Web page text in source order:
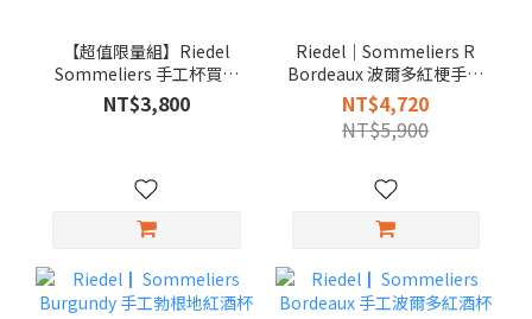
【超值限量組】Riedel
Sommeliers 手工杯買一
送一 (多款)
NT$3,800
Riedel｜Sommeliers R
Bordeaux 波爾多紅梗手工
紅酒杯(當月特惠)
NT$4,720
NT$5,900